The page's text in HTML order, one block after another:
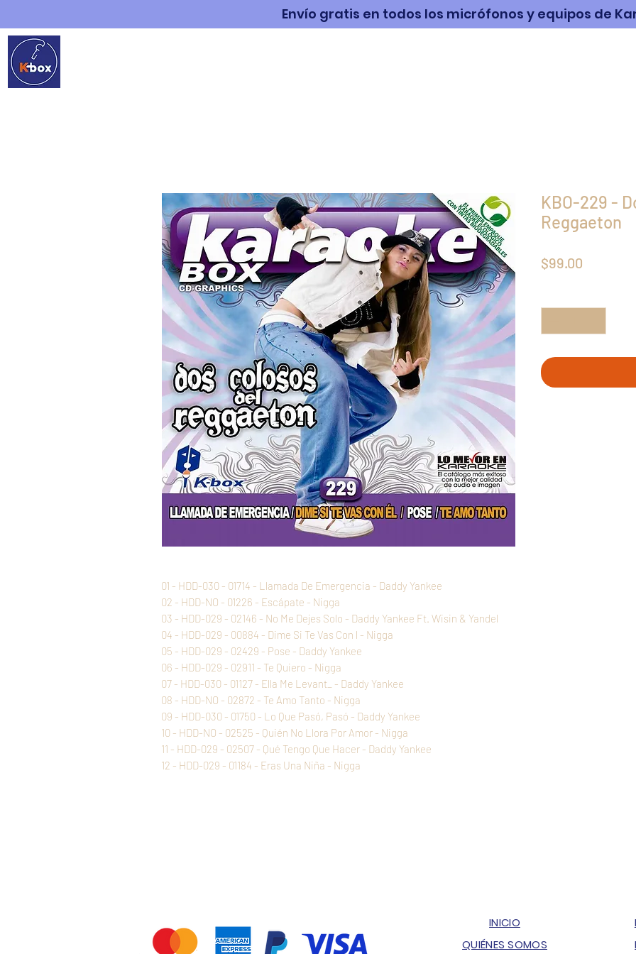
Envío gratis en todos los micrófonos y equipos de
01 - HDD-030 - 01714 - Llamada De Emergencia - Daddy Yankee
02 - HDD-NO - 01226 - Escápate - Nigga
03 - HDD-029 - 02146 - No Me Dejes Solo - Daddy Yankee Ft. Wisin & Yandel
04 - HDD-029 - 00884 - Dime Si Te Vas Con l - Nigga
05 - HDD-029 - 02429 - Pose - Daddy Yankee
06 - HDD-029 - 02911 - Te Quiero - Nigga
07 - HDD-030 - 01127 - Ella Me Levant_ - Daddy Yankee
08 - HDD-NO - 02872 - Te Amo Tanto - Nigga
09 - HDD-030 - 01750 - Lo Que Pasó, Pasó - Daddy Yankee
10 - HDD-NO - 02525 - Quién No Llora Por Amor - Nigga
11 - HDD-029 - 02507 - Qué Tengo Que Hacer - Daddy Yankee
12 - HDD-029 - 01184 - Eras Una Niña - Nigga
KBO-229 -
Reggaeton
$99.00
INICIO
QUIÉNES SOMOS